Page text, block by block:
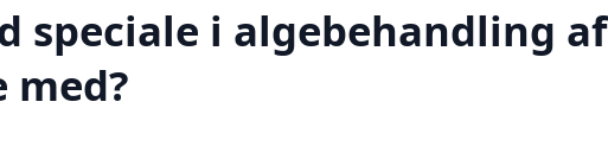
speciale i algebehandling af